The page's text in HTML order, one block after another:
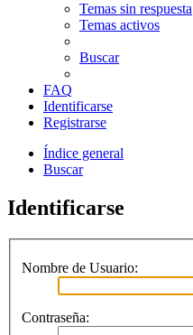
Temas sin respuesta
Temas activos
Buscar
FAQ
Identificarse
Registrarse
Índice general
Buscar
Identificarse
Nombre de Usuario:
Contraseña: